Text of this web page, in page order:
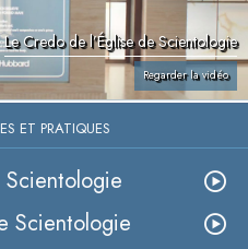
Le Credo de l’Église de Scientologie
Regarder la vidéo
ET PRATIQUES
Scientologie